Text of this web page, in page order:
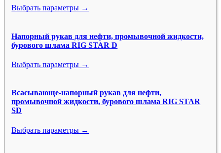
Выбрать параметры →
Напорный рукав для нефти, промывочной жидкости,
бурового шлама RIG STAR D
Выбрать параметры →
Всасывающе-напорный рукав для нефти,
промывочной жидкости, бурового шлама RIG STAR
SD
Выбрать параметры →